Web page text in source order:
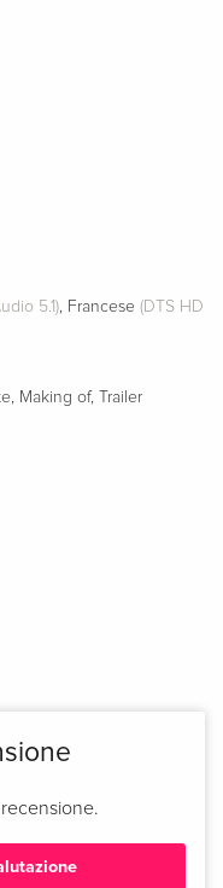
5.1), Francese (DTS HD
, Making of, Trailer